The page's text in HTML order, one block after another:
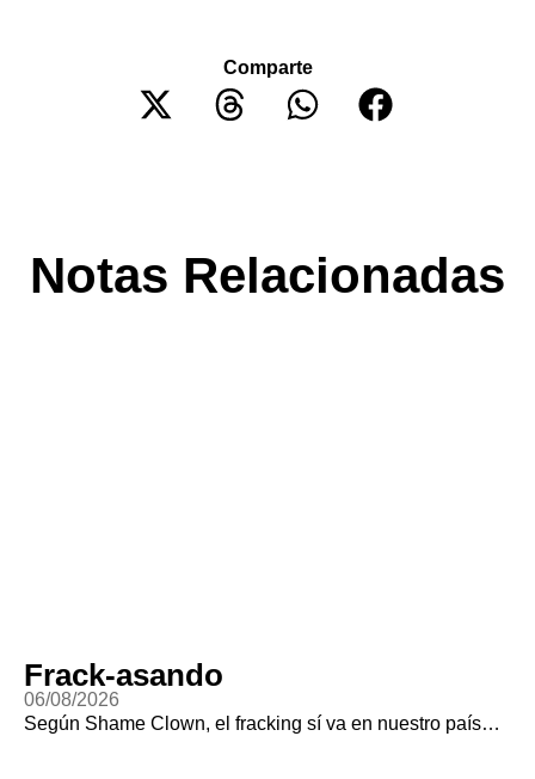
Comparte
Notas Relacionadas
Frack-asando
06/08/2026
Según Shame Clown, el fracking sí va en nuestro país…